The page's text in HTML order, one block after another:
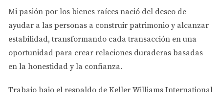
Casos de Estudio
Para entender mejor cómo estas propiedades pueden
adaptarse a diferentes necesidades, veamos algunos
casos reales.
Mi pasión por los bienes raíces nació del deseo de
ayudar a las personas a construir patrimonio y alcanzar
estabilidad, transformando cada transacción en una
oportunidad para crear relaciones duraderas basadas
en la honestidad y la confianza.
Trabajo bajo el respaldo de Keller Williams International